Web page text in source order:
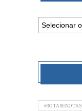
#ROTASENOTAS